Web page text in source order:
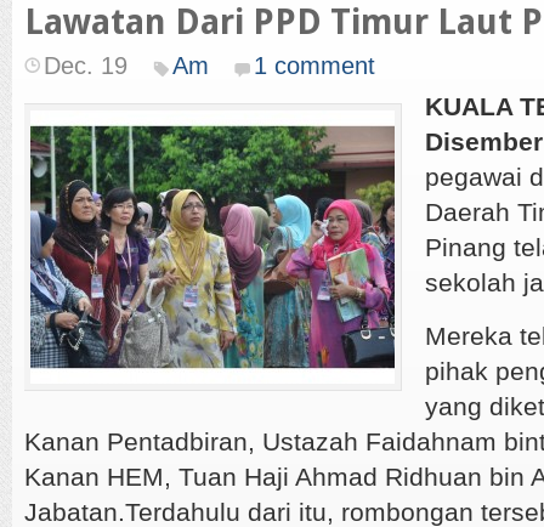
Lawatan Dari PPD Timur Laut
Dec. 19 Am 1 comment
KUALA
pegawai
Daerah
Pinang
sekolah
Mereka
pihak
yang
Kanan Pentadbiran, Ustazah Faidahnam
Kanan HEM, Tuan Haji Ahmad Ridhuan bin
Jabatan.Terdahulu dari itu, rombongan